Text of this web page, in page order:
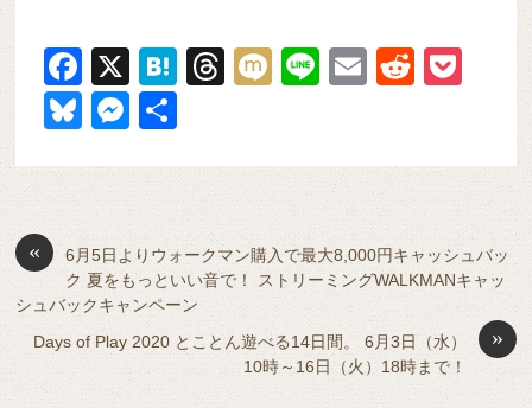
F
a
c
e
o
o
k
X
H
n
T
a
s
M
Li
E
R
di et
Bl
y
M
n
g
er
«
6月5日よりウォークマン購入で最大8,000円キャッシュバッ
ク 夏をもっといい音で！ ストリーミングWALKMANキャッ
シュバックキャンペーン
»
Days of Play 2020 とことん遊べる14日間。 6月3日（水）
10時～16日（火）18時まで！